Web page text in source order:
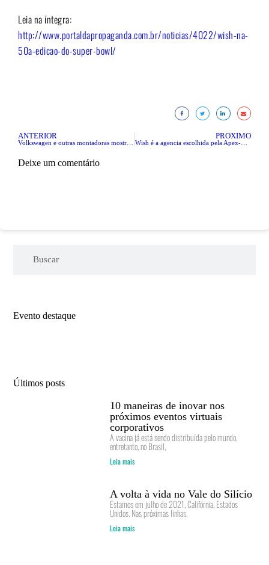
Leia na íntegra:
http://www.portaldapropaganda.com.br/noticias/4022/wish-na-
50a-edicao-do-super-bowl/
ANTERIOR PRÓXIMO
Wish é a agencia escolhida pela Apex-Brasil para organizar empresas brasileiras no South by Southwest nos EUA
Deixe um comentário
Evento destaque
Últimos posts
10 maneiras de inovar nos
próximos eventos virtuais
corporativos
A vacina já está sendo distribuída pelo mundo,
entretanto, no Brasil,
Leia mais
A volta à vida no Vale do Silício
Estamos em julho de 2021, Califórnia, Estados
Unidos. Nas próximas linhas,
Leia mais